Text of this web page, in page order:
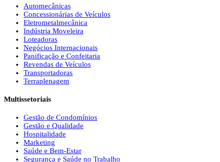
Automecânicas
Concessionárias de Veículos
Eletrometalmecânica
Indústria Moveleira
Loteadoras
Negócios Internacionais
Panificação e Confeitaria
Revendas de Veículos
Transportadoras
Terraplenagem
Multissetoriais
Gestão de Condomínios
Gestão e Qualidade
Hospitalidade
Marketing
Saúde e Bem-Estar
Segurança e Saúde no Trabalho